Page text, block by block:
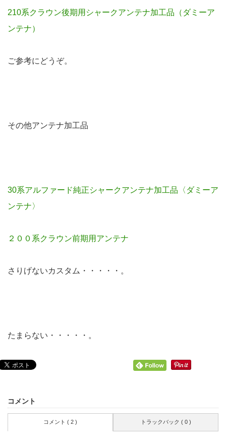
210系クラウン後期用シャークアンテナ加工品（ダミーア
ンテナ）
ご参考にどうぞ。
その他アンテナ加工品
30系アルファード純正シャークアンテナ加工品〈ダミーア
ンテナ〉
２００系クラウン前期用アンテナ
さりげないカスタム・・・・・。
たまらない・・・・・。
コメント
コメント ( 2 ) トラックバック ( 0 )